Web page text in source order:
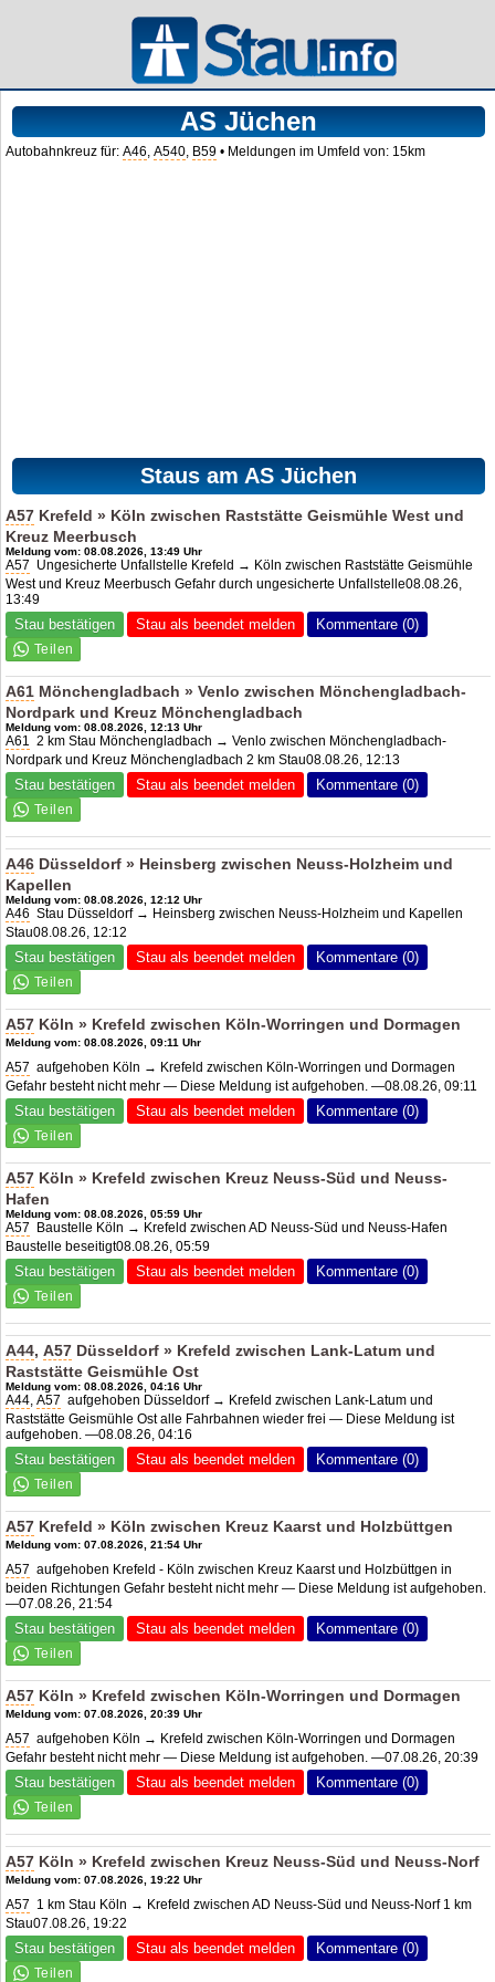
AS Jüchen
Autobahnkreuz für:A46,A540, B59 • Meldungen im Umfeld von: 15km
Staus am AS Jüchen
A57 Krefeld » Köln zwischen Raststätte Geismühle West und
Kreuz Meerbusch
Meldung vom: 08.08.2026, 13:49 Uhr
A57 Ungesicherte Unfallstelle Krefeld → Köln zwischen Raststätte Geismühle
West und Kreuz Meerbusch Gefahr durch ungesicherte Unfallstelle08.08.26,
13:49
Stau bestätigen Stau als beendet melden Kommentare (0)
A61 Mönchengladbach » Venlo zwischen Mönchengladbach-
Nordpark und Kreuz Mönchengladbach
Meldung vom: 08.08.2026, 12:13 Uhr
A61 2 km Stau Mönchengladbach → Venlo zwischen Mönchengladbach-
Nordpark und Kreuz Mönchengladbach 2 km Stau08.08.26, 12:13
Stau bestätigen Stau als beendet melden Kommentare (0)
A46 Düsseldorf » Heinsberg zwischen Neuss-Holzheim und
Kapellen
Meldung vom: 08.08.2026, 12:12 Uhr
A46 Stau Düsseldorf → Heinsberg zwischen Neuss-Holzheim und Kapellen
Stau08.08.26, 12:12
Stau bestätigen Stau als beendet melden Kommentare (0)
A57 Köln » Krefeld zwischen Köln-Worringen und Dormagen
Meldung vom: 08.08.2026, 09:11 Uhr
A57 aufgehoben Köln → Krefeld zwischen Köln-Worringen und Dormagen
Gefahr besteht nicht mehr — Diese Meldung ist aufgehoben. —08.08.26, 09:11
Stau bestätigen Stau als beendet melden Kommentare (0)
A57 Köln » Krefeld zwischen Kreuz Neuss-Süd und Neuss-
Hafen
Meldung vom: 08.08.2026, 05:59 Uhr
A57
Baustelle Köln → Krefeld zwischen AD Neuss-Süd und Neuss-Hafen
Baustelle beseitigt08.08.26, 05:59
Stau bestätigen Stau als beendet melden Kommentare (0)
A44,A57 Düsseldorf » Krefeld zwischen Lank-Latum und
Raststätte Geismühle Ost
Meldung vom: 08.08.2026, 04:16 Uhr
A44,A57 aufgehoben Düsseldorf → Krefeld zwischen Lank-Latum und
Raststätte Geismühle Ost alle Fahrbahnen wieder frei — Diese Meldung ist
aufgehoben. —08.08.26, 04:16
Stau bestätigen Stau als beendet melden Kommentare (0)
A57 Krefeld » Köln zwischen Kreuz Kaarst und Holzbüttgen
Meldung vom: 07.08.2026, 21:54 Uhr
A57 aufgehoben Krefeld - Köln zwischen Kreuz Kaarst und Holzbüttgen in
beiden Richtungen Gefahr besteht nicht mehr — Diese Meldung ist aufgehoben.
—07.08.26, 21:54
Stau bestätigen Stau als beendet melden Kommentare (0)
A57 Köln » Krefeld zwischen Köln-Worringen und Dormagen
Meldung vom: 07.08.2026, 20:39 Uhr
A57 aufgehoben Köln → Krefeld zwischen Köln-Worringen und Dormagen
Gefahr besteht nicht mehr — Diese Meldung ist aufgehoben. —07.08.26, 20:39
Stau bestätigen Stau als beendet melden Kommentare (0)
A57 Köln » Krefeld zwischen Kreuz Neuss-Süd und Neuss-Norf
Meldung vom: 07.08.2026, 19:22 Uhr
A57 1 km Stau Köln → Krefeld zwischen AD Neuss-Süd und Neuss-Norf 1 km
Stau07.08.26, 19:22
Stau bestätigen Stau als beendet melden Kommentare (0)